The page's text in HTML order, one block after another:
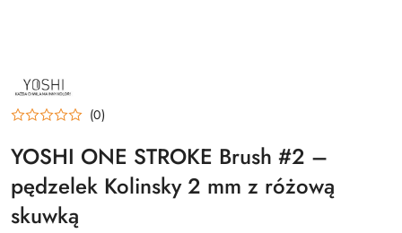
NAZWA
PRODUCENTA:
YOSHI
(0)
YOSHI ONE STROKE Brush #2 –
pędzelek Kolinsky 2 mm z różową
skuwką